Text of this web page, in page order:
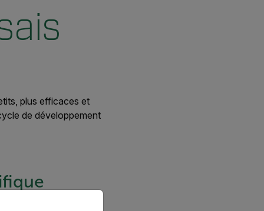
plus efficaces et
de développement
version of our website.